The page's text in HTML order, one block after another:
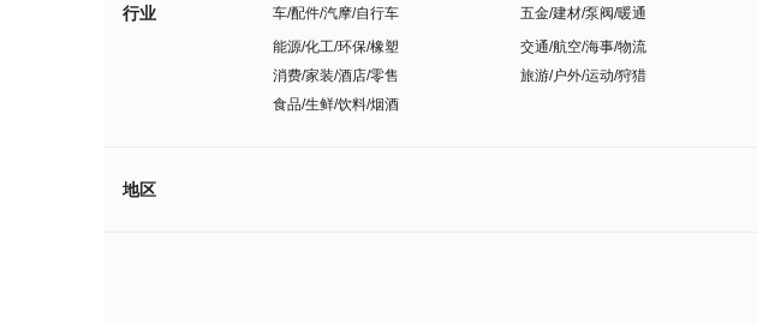
行业 车/配件/汽摩/自行车 五金/建材/泵阀/暖通
能源/化工/环保/橡塑
交通/航空/海事/物流
消费/家装/酒店/零售
旅游/户外/运动/狩猎
食品/生鲜/饮料/烟酒
地区